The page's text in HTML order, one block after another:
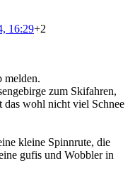
16:29+2
melden.
zum Skifahren,
das wohl nicht viel Schnee
kleine Spinnrute, die
gufis und Wobbler in